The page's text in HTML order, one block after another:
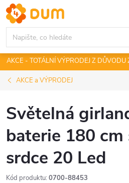
Přejít
na
obsah
AKCE - TOTÁLNÍ VÝPRODEJ Z
AKCE a VÝPRODEJ
Světelná
baterie 180
srdce 20 Led
Kód produktu: 0700-88453